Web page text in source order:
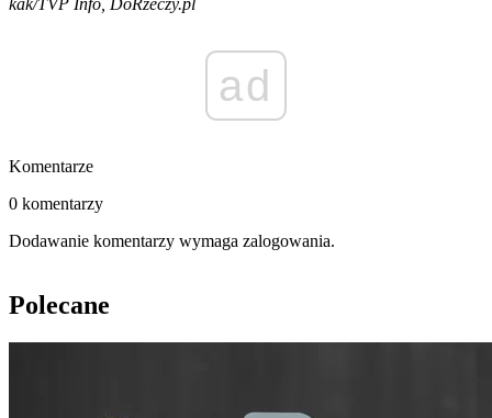
kak/TVP Info, DoRzeczy.pl
ad
Komentarze
0 komentarzy
Dodawanie komentarzy wymaga zalogowania.
Polecane